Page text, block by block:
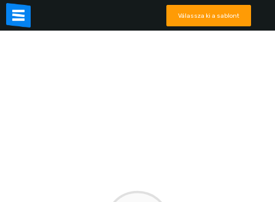
Válassza ki a sablont